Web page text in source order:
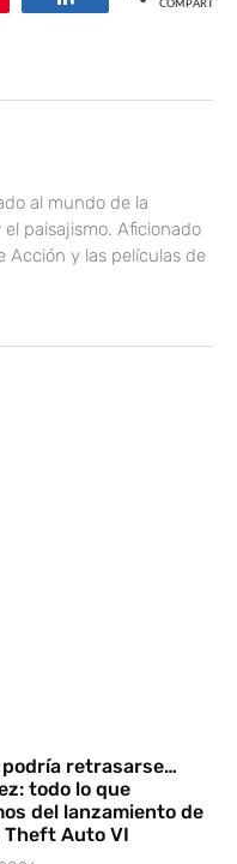
COMPARTIR
al mundo de la
paisajismo. Aficionado
Acción y las películas de
podría retrasarse…
todo lo que
del lanzamiento de
Theft Auto VI